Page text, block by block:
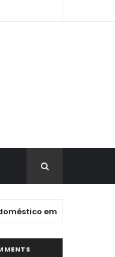
meio a tratamento